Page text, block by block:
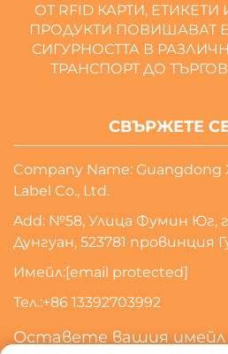
ОТ RFID КАРТИ,
ПРОДУКТИ ПОВИШАВАТ
СИГУРНОСТТА В
ТРАНСПОРТ ДО
СВЪРЖЕТЕ
Company Name:
Label Co., Ltd.
Add: №58, Улица Фумин Юг,
Дунгуан, 523781 провинция
Имейл:[email protected]
Тел.:+86 13392703992
Оставете вашия имейл